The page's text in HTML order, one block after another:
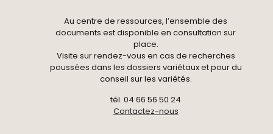
Au centre de ressources, l’ensemble des
documents est disponible en consultation sur
place.
Visite sur rendez-vous en cas de recherches
poussées dans les dossiers variétaux et pour du
conseil sur les variétés.
tél. 04 66 56 50 24
Contactez-nous